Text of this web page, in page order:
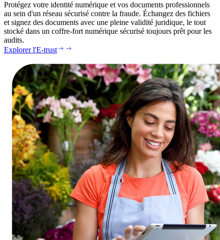
Protégez votre identité numérique et vos documents professionnels
au sein d'un réseau sécurisé contre la fraude. Échangez des fichiers
et signez des documents avec une pleine validité juridique, le tout
stocké dans un coffre-fort numérique sécurisé toujours prêt pour les
audits.
Explorer l'E-trust